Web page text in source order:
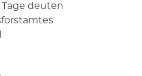
deuten